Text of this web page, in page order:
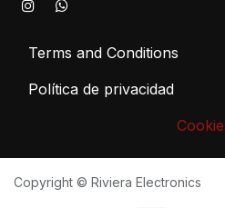
Terms and Conditions
Política de privacidad
Copyright © Riviera Electronics